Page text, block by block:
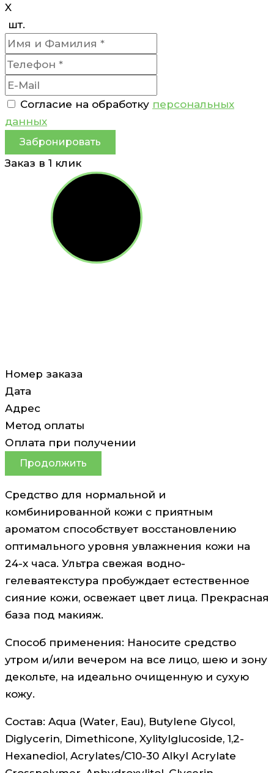
X
шт.
Согласие на обработку персональных
данных
Забронировать
Заказ в 1 клик
Номер заказа
Дата
Адрес
Метод оплаты
Оплата при получении
Продолжить
Средство для нормальной и
комбинированной кожи с приятным
ароматом способствует восстановлению
оптимального уровня увлажнения кожи на
24-х часа. Ультра свежая водно-
гелеваятекстура пробуждает естественное
сияние кожи, освежает цвет лица. Прекрасная
база под макияж.
Способ применения: Наносите средство
утром и/или вечером на все лицо, шею и зону
декольте, на идеально очищенную и сухую
кожу.
Состав: Aqua (Water, Eau), Butylene Glycol,
Diglycerin, Dimethicone, Xylitylglucoside, 1,2-
Hexanediol, Acrylates/C10-30 Alkyl Acrylate